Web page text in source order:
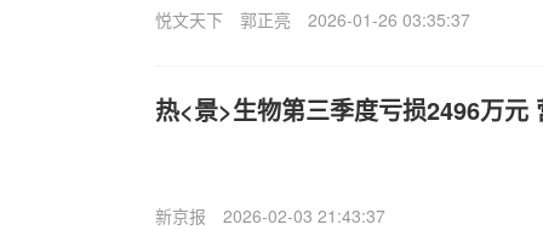
悦文天下 郭正亮 2026-01-26 03:35:37
热<景>生物第三季度亏损2496万元
新京报 2026-02-03 21:43:37